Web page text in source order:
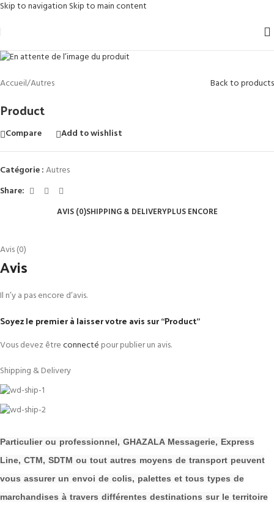
Skip to navigation Skip to main content
Accueil/Autres Back to products
Product
Compare Add to wishlist
Catégorie :Autres
Share:
AVIS (0)SHIPPING & DELIVERYPLUS ENCORE
Avis (0)
Avis
Il n’y a pas encore d’avis.
Soyez le premier à laisser votre avis sur “Product”
Vous devez êtreconnecté pour publier un avis.
Shipping & Delivery
Particulier ou professionnel, GHAZALA Messagerie, Express
Line, CTM, SDTM ou tout autres moyens de transport peuvent
vous assurer un envoi de colis, palettes et tous types de
marchandises à travers différentes destinations sur le territoire